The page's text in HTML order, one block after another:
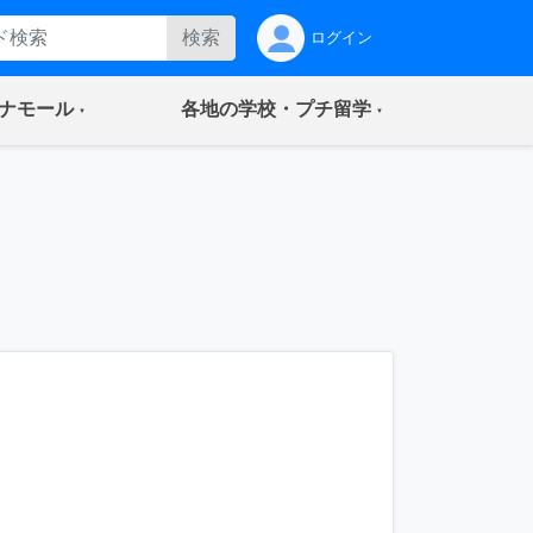
検索 ログイン
モール(current) 各地の学校・プチ留学(current)